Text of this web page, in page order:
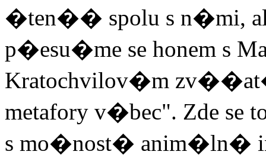
�ten�� spolu s n�mi,
p�esu�me se honem s
Kratochvilov�m
metafory v�bec". Zde
s mo�nost� anim�ln�